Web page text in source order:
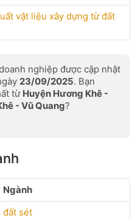
vật liệu xây dựng từ đất
nghiệp được cập nhật
23/09/2025. Bạn
từ Huyện Hương Khê -
- Vũ Quang?
Ngành
đất sét